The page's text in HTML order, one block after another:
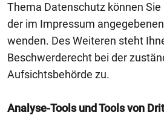
Thema Datenschutz können
der im Impressum
wenden. Des Weiteren steht
Beschwerderecht bei der
Aufsichtsbehörde zu.
Analyse-Tools und Tools von